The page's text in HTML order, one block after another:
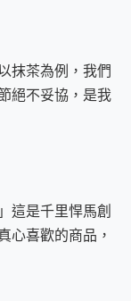
抹茶為例，我們
絕不妥協，是我
這是千里悍馬創
心喜歡的商品，